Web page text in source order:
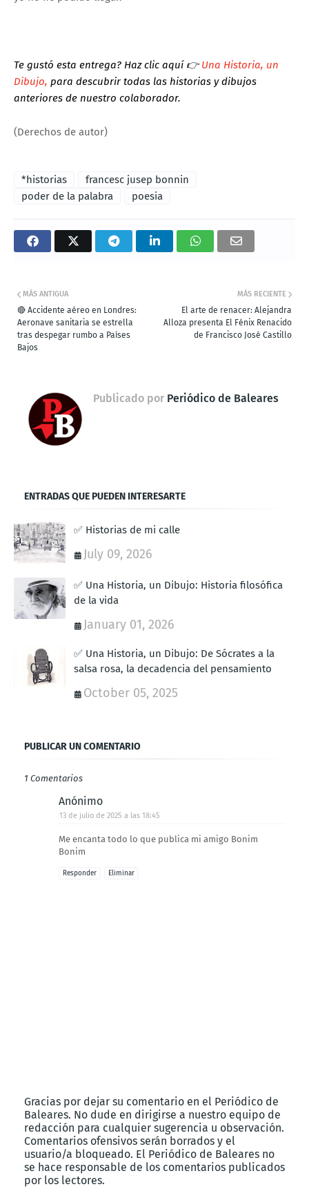
Te gustó esta entrega? Haz clic aquí 👉Una Historia, un
Dibujo, para descubrir todas las historias y dibujos
anteriores de nuestro colaborador.
(Derechos de autor)
*historias
francesc jusep bonnin
poder de la palabra
poesia
MÁS RECIENTE
El arte de renacer: Alejandra
Alloza presenta El Fénix Renacido
de Francisco José Castillo
MÁS ANTIGUA
🔴 Accidente aéreo en Londres:
Aeronave sanitaria se estrella
tras despegar rumbo a Países
Bajos
Publicado por Periódico de Baleares
ENTRADAS QUE PUEDEN INTERESARTE
✅ Historias de mi calle
July 09, 2026
✅ Una Historia, un Dibujo: Historia filosófica
de la vida
January 01, 2026
✅ Una Historia, un Dibujo: De Sócrates a la
salsa rosa, la decadencia del pensamiento
October 05, 2025
PUBLICAR UN COMENTARIO
1 Comentarios
Anónimo
13 de julio de 2025 a las 18:45
Me encanta todo lo que publica mi amigo Bonim
Bonim
Responder Eliminar
Gracias por dejar su comentario en el Periódico de
Baleares. No dude en dirigirse a nuestro equipo de
redacción para cualquier sugerencia u observación.
Comentarios ofensivos serán borrados y el
usuario/a bloqueado. El Periódico de Baleares no
se hace responsable de los comentarios publicados
por los lectores.